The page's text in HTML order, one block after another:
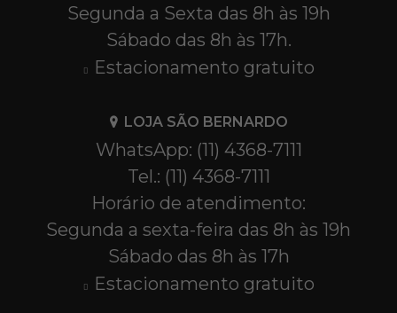
Segunda a Sexta das 8h às 19h
Sábado das 8h às 17h.
Estacionamento gratuito
LOJA SÃO BERNARDO
WhatsApp: (11) 4368-7111
Tel.: (11) 4368-7111
Horário de atendimento:
Segunda a sexta-feira das 8h às 19h
Sábado das 8h às 17h
Estacionamento gratuito